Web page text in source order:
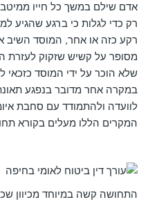
אדם שילם במשך כל חייו
רק כדי לגלות כי ברגע שהגיע
רקע כזה או אחר, המוסד השיב
מסופר על קשיש שזקוק לעזרת
שלא הוכר על ידי המוסד כזכאי
במקרה אחר מדובר בנפגע
לוועדה ולהתמודד עם סחבת
המקרים הללו מעלים בקורא
התחושה קשה במיוחד מכיוון